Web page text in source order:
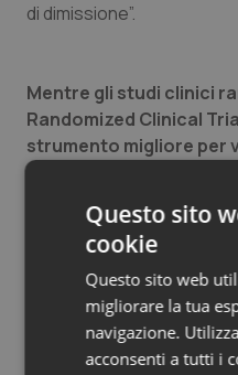
di dimissione”.
Mentre gli studi clinici
Randomized Clinical
strumento migliore per
sicurezza di un
importanti sull’uso di un
clinica, dati che possono
Questi studi assumono
incrementale nel corso di
quale la gestione clinica
evolversi e può perfino
Questo sito
cookie
Questo sito web
migliorare la tua
navigazione.
acconsenti a tutti i